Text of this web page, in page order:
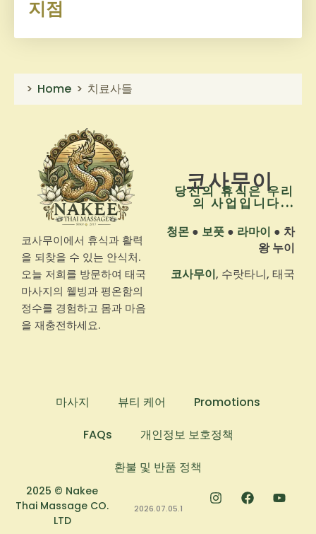
지점
Home 치료사들
코사무이에서 휴식과 활력
을 되찾을 수 있는 안식처.
오늘 저희를 방문하여 태국
마사지의 웰빙과 평온함의
정수를 경험하고 몸과 마음
을 재충전하세요.
코사무이
당신의 휴식은 우리
의 사업입니다...
청몬 ● 보풋 ● 라마이 ● 차
왕 누이
코사무이, 수랏타니, 태국
마사지 뷰티 케어
Promotions
FAQs
개인정보 보호정책
환불 및 반품 정책
2025 © Nakee
Thai Massage CO.
LTD
2026.07.05.1